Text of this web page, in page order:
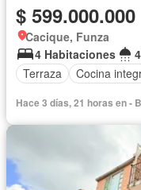
$ 599.000.000
Cacique, Funza
4 Habitaciones
Terraza
Cocina
Hace 3 días, 21 horas en -